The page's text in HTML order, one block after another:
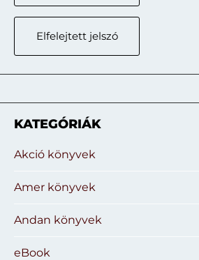
Elfelejtett jelszó
KATEGÓRIÁK
Akció könyvek
Amer könyvek
Andan könyvek
eBook